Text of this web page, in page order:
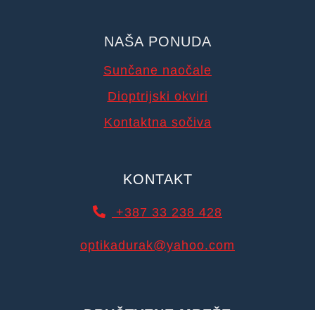
NAŠA PONUDA
Sunčane naočale
Dioptrijski okviri
Kontaktna sočiva
KONTAKT
+387 33 238 428
optikadurak@yahoo.com